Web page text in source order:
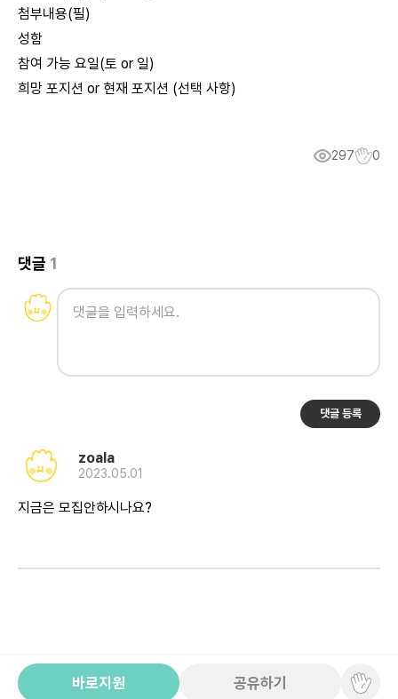
첨부내용(필)
성함
참여 가능 요일(토 or 일)
희망 포지션 or 현재 포지션 (선택 사항)
297 0
댓글 1
댓글 등록
zoala
2023.05.01
바로지원 공유하기